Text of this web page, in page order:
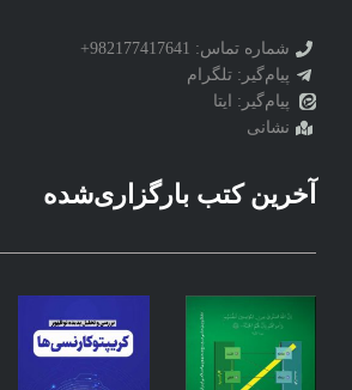
شماره تماس: 982177417641+
پیام‌گیر: تلگرام
پیام‌گیر: ایتا
نشانی
آخرین کتب بارگزاری‌شده